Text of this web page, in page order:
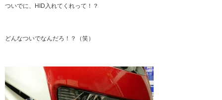
ついでに、HID入れてくれって！？
どんなついでなんだろ！？（笑）